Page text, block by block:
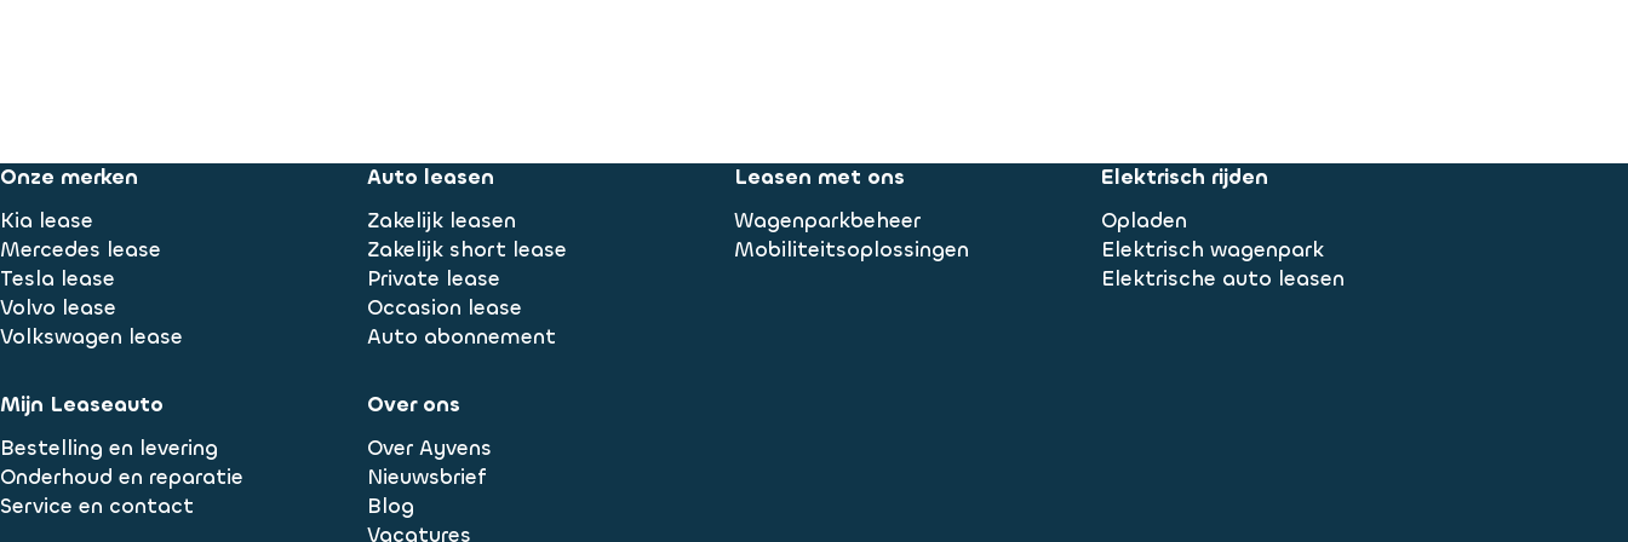
Onze merken
Kia lease
Mercedes lease
Tesla lease
Volvo lease
Volkswagen lease
Auto leasen
Zakelijk leasen
Zakelijk short lease
Private lease
Occasion lease
Auto abonnement
Leasen met ons
Wagenparkbeheer
Mobiliteitsoplossingen
Elektrisch rijden
Opladen
Elektrisch wagenpark
Elektrische auto leasen
Mijn Leaseauto
Bestelling en levering
Onderhoud en reparatie
Service en contact
Over ons
Over Ayvens
Nieuwsbrief
Blog
Vacatures